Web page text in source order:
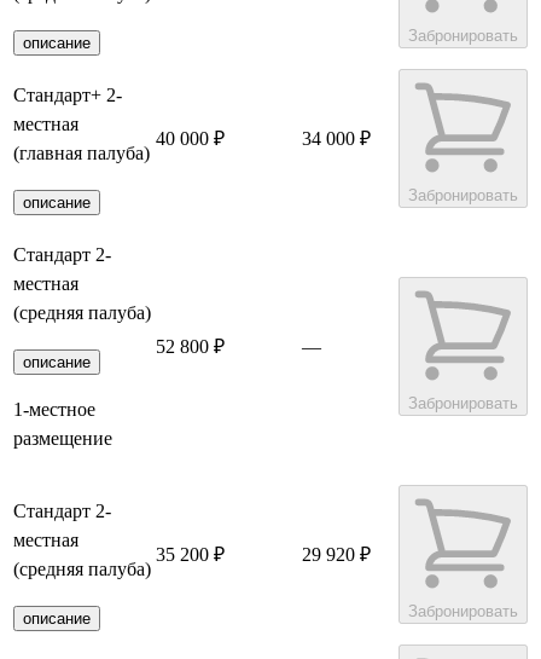
описание Забронировать
Стандарт+ 2-
местная
(главная палуба)
описание
40 000 ₽ 34 000 ₽
Забронировать
Стандарт 2-
местная
(средняя палуба)
описание
1-местное
размещение
52 800 ₽ —
Забронировать
Стандарт 2-
местная
(средняя палуба)
описание
35 200 ₽ 29 920 ₽
Забронировать